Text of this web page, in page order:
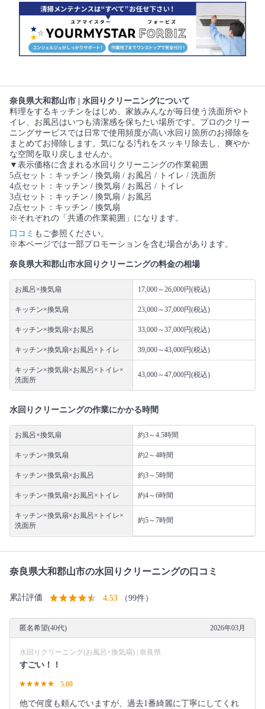
奈良県大和郡山市 | 水回りクリーニングについて
料理をするキッチンをはじめ、家族みんなが毎日使う洗面所やト
イレ、お風呂はいつも清潔感を保ちたい場所です。プロのクリー
ニングサービスでは日常で使用頻度が高い水回り箇所のお掃除を
まとめてお掃除します。気になる汚れをスッキリ除去し、爽やか
な空間を取り戻しませんか。
▼表示価格に含まれる水回りクリーニングの作業範囲
5点セット：キッチン / 換気扇 / お風呂 / トイレ / 洗面所
4点セット：キッチン / 換気扇 / お風呂 / トイレ
3点セット：キッチン / 換気扇 / お風呂
2点セット：キッチン / 換気扇
※それぞれの「共通の作業範囲」になります。
口コミ もご参照ください。
※本ページでは一部プロモーションを含む場合があります。
奈良県大和郡山市水回りクリーニングの料金の相場
お風呂×換気扇 17,000～26,000円(税込)
キッチン×換気扇 23,000～37,000円(税込)
キッチン×換気扇×お風呂 33,000～37,000円(税込)
キッチン×換気扇×お風呂×トイレ 39,000～43,000円(税込)
キッチン×換気扇×お風呂×トイレ×
洗面所
43,000～47,000円(税込)
水回りクリーニングの作業にかかる時間
お風呂×換気扇 約3～4.5時間
キッチン×換気扇 約2～4時間
キッチン×換気扇×お風呂 約3～5時間
キッチン×換気扇×お風呂×トイレ 約4～6時間
キッチン×換気扇×お風呂×トイレ×
洗面所
約5～7時間
奈良県大和郡山市の水回りクリーニングの口コミ
累計評価 4.53 （99件）
匿名希望(40代) 2026年03月
水回りクリーニング(お風呂×換気扇) | 奈良県
すごい！！
5.00
他で何度も頼んでいますが、過去1番綺麗に丁寧にしてくれ